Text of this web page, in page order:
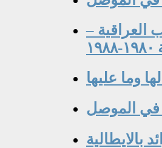
–
وما عليها
في الموصل
بالايطالية